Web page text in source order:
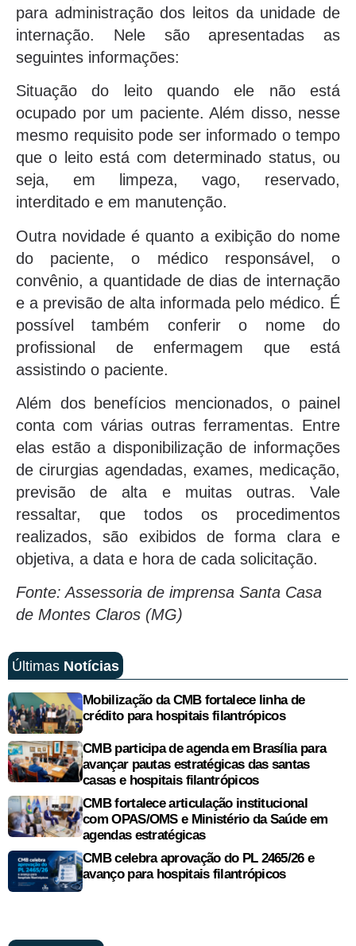
para administração dos leitos da unidade de
internação. Nele são apresentadas as
seguintes informações:
Situação do leito quando ele não está
ocupado por um paciente. Além disso, nesse
mesmo requisito pode ser informado o tempo
que o leito está com determinado status, ou
seja, em limpeza, vago, reservado,
interditado e em manutenção.
Outra novidade é quanto a exibição do nome
do paciente, o médico responsável, o
convênio, a quantidade de dias de internação
e a previsão de alta informada pelo médico. É
possível também conferir o nome do
profissional de enfermagem que está
assistindo o paciente.
Além dos benefícios mencionados, o painel
conta com várias outras ferramentas. Entre
elas estão a disponibilização de informações
de cirurgias agendadas, exames, medicação,
previsão de alta e muitas outras. Vale
ressaltar, que todos os procedimentos
realizados, são exibidos de forma clara e
objetiva, a data e hora de cada solicitação.
Fonte: Assessoria de imprensa Santa Casa
de Montes Claros (MG)
Últimas Notícias
Mobilização da CMB fortalece linha de
crédito para hospitais filantrópicos
CMB participa de agenda em Brasília para
avançar pautas estratégicas das santas
casas e hospitais filantrópicos
CMB fortalece articulação institucional
com OPAS/OMS e Ministério da Saúde em
agendas estratégicas
CMB celebra aprovação do PL 2465/26 e
avanço para hospitais filantrópicos